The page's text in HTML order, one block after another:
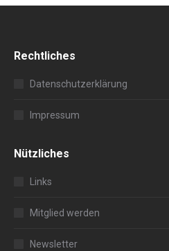
Rechtliches
Datenschutzerklärung
Impressum
Nützliches
Links
Mitglied werden
Newsletter